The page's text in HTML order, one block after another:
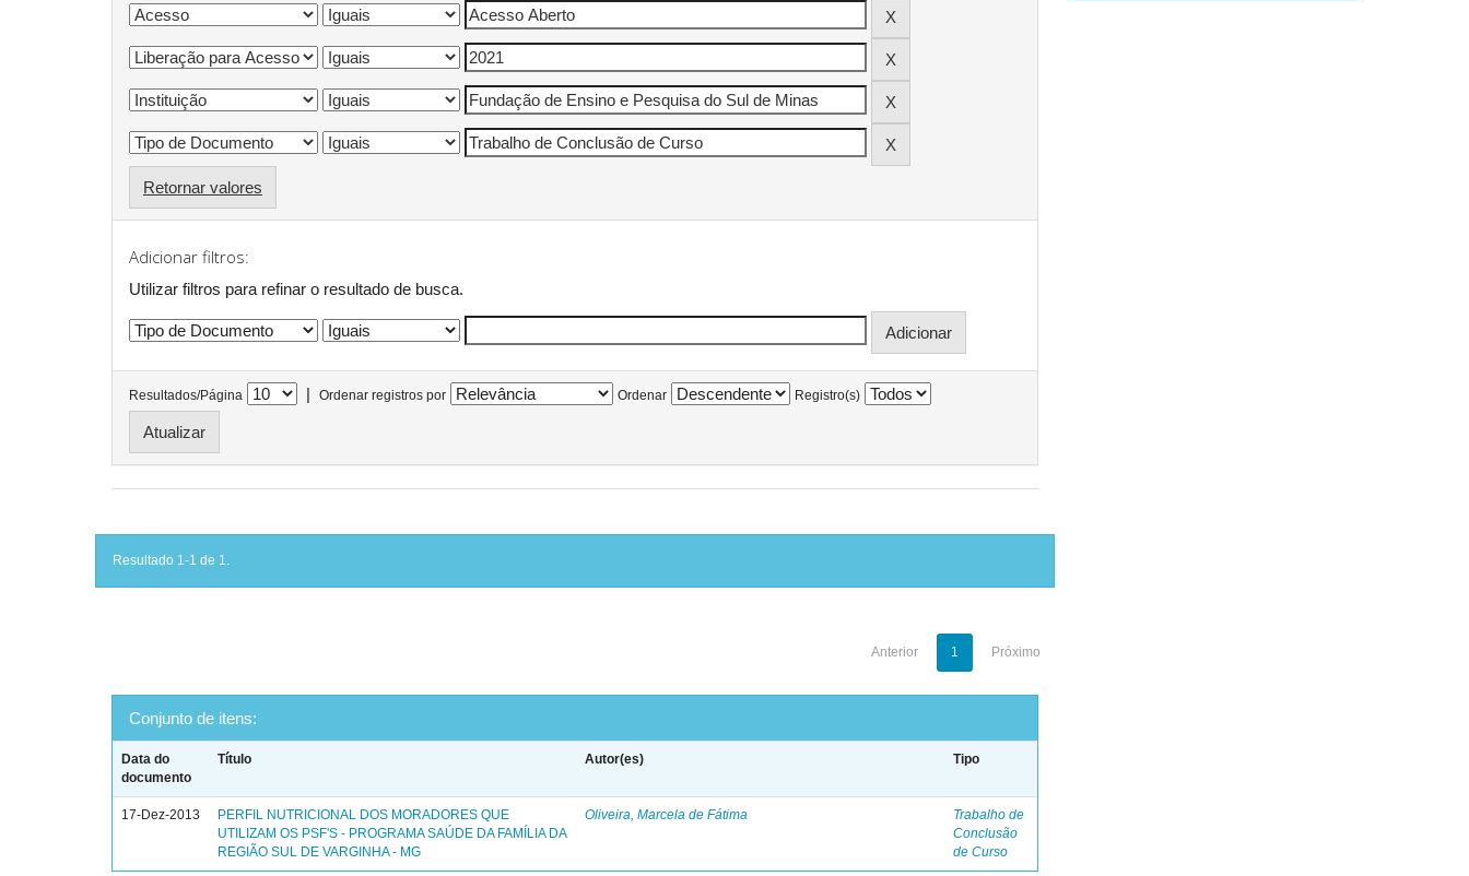
Retornar valores
Adicionar filtros:
Utilizar filtros para refinar o resultado de busca.
Resultados/Página | Ordenar registros por Ordenar Registro(s)
Resultado 1-1 de 1.
Anterior 1 Próximo
Conjunto de itens:
Data do
documento
Título Autor(es) Tipo
17-Dez-2013
PERFIL NUTRICIONAL DOS MORADORES QUE
UTILIZAM OS PSF'S - PROGRAMA SAÚDE DA FAMÍLIA DA
REGIÃO SUL DE VARGINHA - MG
Oliveira, Marcela de Fátima
Trabalho de
Conclusão
de Curso